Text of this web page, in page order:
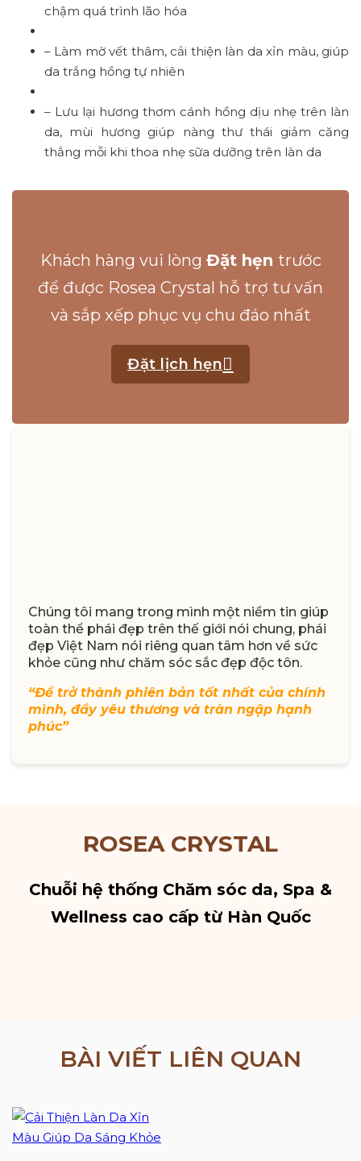
chậm quá trình lão hóa
– Làm mờ vết thâm, cải thiện làn da xỉn màu, giúp
da trắng hồng tự nhiên
– Lưu lại hương thơm cánh hồng dịu nhẹ trên làn
da, mùi hương giúp nàng thư thái giảm căng
thẳng mỗi khi thoa nhẹ sữa dưỡng trên làn da
Khách hàng vui lòng Đặt hẹn trước
để được Rosea Crystal hỗ trợ tư vấn
và sắp xếp phục vụ chu đáo nhất
Đặt lịch hẹn
Chúng tôi mang trong mình một niềm tin giúp
toàn thể phái đẹp trên thế giới nói chung, phái
đẹp Việt Nam nói riêng quan tâm hơn về sức
khỏe cũng như chăm sóc sắc đẹp độc tôn.
“Để trở thành phiên bản tốt nhất của chính
mình, đầy yêu thương và tràn ngập hạnh
phúc”
ROSEA CRYSTAL
Chuỗi hệ thống Chăm sóc da, Spa &
Wellness cao cấp từ Hàn Quốc
BÀI VIẾT LIÊN QUAN